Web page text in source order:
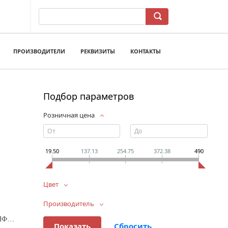
ПРОИЗВОДИТЕЛИ РЕКВИЗИТЫ КОНТАКТЫ
Подбор параметров
Розничная цена
19.50 137.13 254.75 372.38 490
Цвет
Производитель
Кирпич облицовочный 1,4 НФ Красный РИФ